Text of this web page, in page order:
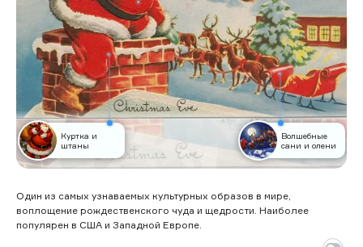
Волшебные
сани и олени
Куртка и
штаны
Один из самых узнаваемых культурных образов в мире,
воплощение рождественского чуда и щедрости. Наиболее
популярен в США и Западной Европе.